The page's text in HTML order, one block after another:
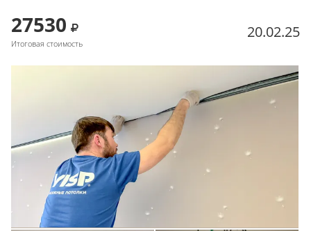
27530
Итоговая стоимость
20.02.25